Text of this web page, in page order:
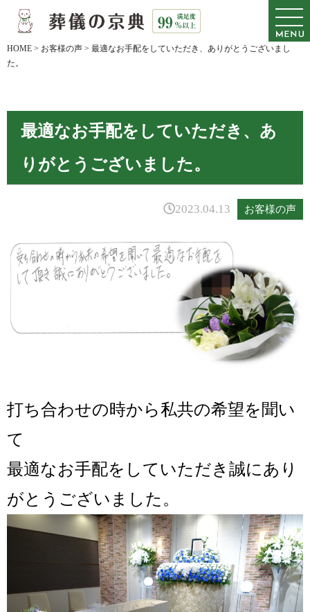
HOME > お客様の声 > 最適なお手配をしていただき、ありがとうございまし
た。
最適なお手配をしていただき、あ
りがとうございました。
2023.04.13 お客様の声
打ち合わせの時から私共の希望を聞い
て
最適なお手配をしていただき誠にあり
がとうございました。